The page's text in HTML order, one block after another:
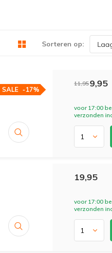
Sorteren op:
11,959,95
voor 17:00
verzonden
-17%
SALE
19,95
voor 17:00
verzonden